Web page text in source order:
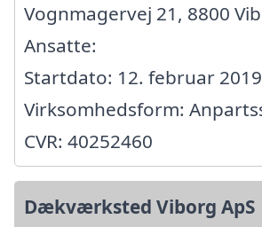
Vognmagervej 21, 8800
Ansatte:
Startdato: 12. februar
Virksomhedsform:
CVR: 40252460
Dækværksted Viborg ApS